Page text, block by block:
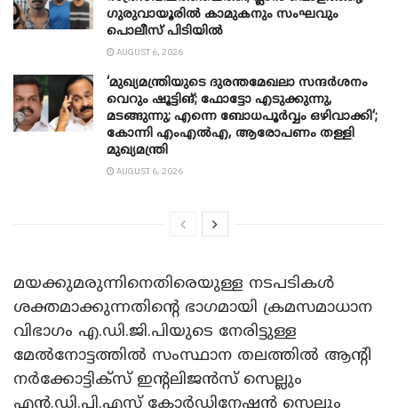
ഗുരുവായൂരിൽ കാമുകനും സംഘവും
പൊലീസ് പിടിയിൽ
AUGUST 6, 2026
‘മുഖ്യമന്ത്രിയുടെ ദുരന്തമേഖലാ സന്ദർശനം
വെറും ഷൂട്ടിങ്; ഫോട്ടോ എടുക്കുന്നു,
മടങ്ങുന്നു; എന്നെ ബോധപൂർവ്വം ഒഴിവാക്കി‘;
കോന്നി എംഎൽഎ, ആരോപണം തള്ളി
മുഖ്യമന്ത്രി
AUGUST 6, 2026
മയക്കുമരുന്നിനെതിരെയുള്ള നടപടികള്‍
ശക്തമാക്കുന്നതിന്‍റെ ഭാഗമായി ക്രമസമാധാന
വിഭാഗം എ.ഡി.ജി.പിയുടെ നേരിട്ടുള്ള
മേല്‍നോട്ടത്തില്‍ സംസ്ഥാന തലത്തില്‍ ആന്‍റി
നര്‍ക്കോട്ടിക്സ് ഇന്‍റലിജന്‍സ് സെല്ലും